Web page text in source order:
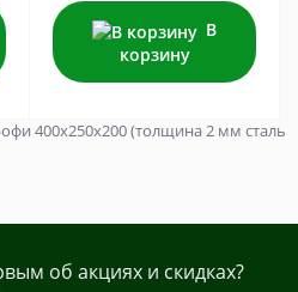
В
корзину
400х250х200 (толщина 2 мм сталь
об акциях и скидках?